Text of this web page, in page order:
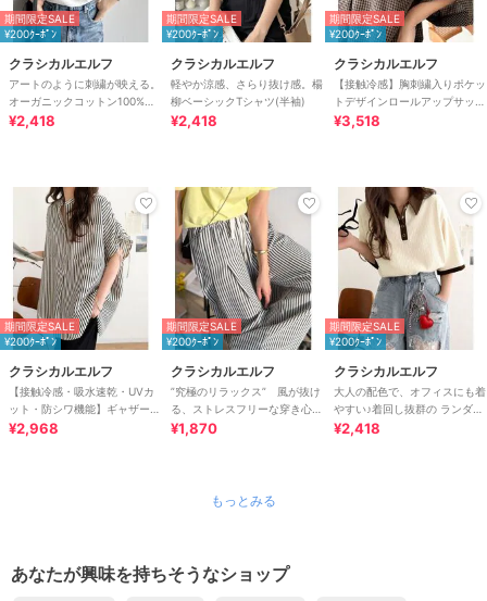
期間限定SALE
¥200ｸｰﾎﾟﾝ
クラシカルエルフ
アートのように刺繍が映える。
オーガニックコットン100%ら
くがき風刺繍 無地＆ボーダー
¥2,418
期間限定SALE
¥200ｸｰﾎﾟﾝ
クラシカルエルフ
軽やか涼感、さらり抜け感。楊
柳ベーシックTシャツ(半袖)
¥2,418
期間限定SALE
¥200ｸｰﾎﾟﾝ
クラシカルエルフ
【接触冷感】胸刺繍入りポケッ
トデザインロールアップサッカ
ーワンピース（ロング丈）
¥3,518
期間限定SALE
¥200ｸｰﾎﾟﾝ
クラシカルエルフ
【接触冷感・吸水速乾・UVカ
ット・防シワ機能】ギャザー袖
ドロストダブルポケットスキッ
¥2,968
期間限定SALE
¥200ｸｰﾎﾟﾝ
クラシカルエルフ
”究極のリラックス” 風が抜け
る、ストレスフリーな穿き心
地。サッカー素材タックワイド
¥1,870
期間限定SALE
¥200ｸｰﾎﾟﾝ
クラシカルエルフ
大人の配色で、オフィスにも着
やすい♪着回し抜群の ランダム
リブ 配色ポロトップス(半袖)
¥2,418
もっとみる
あなたが興味を持ちそうなショップ